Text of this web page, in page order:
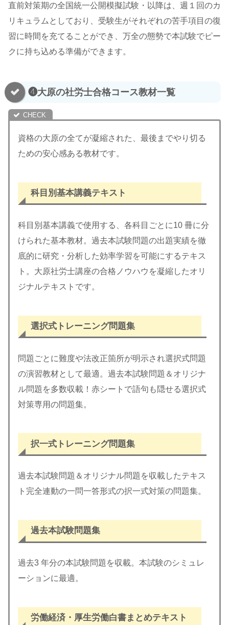
直前対策期の全国統一公開模擬試験・以降は、週１回のカ
リキュラムとしており、受験生がそれぞれの苦手項目の復
習に時間を充てることができ、万全の態勢で本試験でピー
クに持ち込める準備ができます。
❹大原の社労士合格コース教材一覧
資格の大原の全てが凝縮された、最後までやり切る
ための安心感ある教材です。
科目別基本講義テキスト
科目別基本講義で使用する、各科目ごとに10 冊に分
けられた基本教材。過去本試験問題の出題実績を徹
底的に研究・分析した効率学習を可能にするテキス
ト。大原社労士講座の合格ノウハウを凝縮したオリ
ジナルテキストです。
選択式トレーニング問題集
問題ごとに難度や法改正箇所が明示され選択式問題
の演習教材として最適。過去本試験問題＆オリジナ
ル問題を多数収載！赤シートで語句も隠せる選択式
対策専用の問題集。
択一式トレーニング問題集
過去本試験問題＆オリジナル問題を収載したテキス
ト完全連動の一問一答形式の択一式対策の問題集。
過去本試験問題集
過去3 年分の本試験問題を収載。本試験のシミュレ
ーションに最適。
労働経済・厚生労働白書まとめテキスト